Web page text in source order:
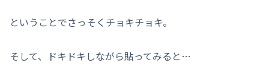
ということでさっそくチョキチョキ。
そして、ドキドキしながら貼ってみると…